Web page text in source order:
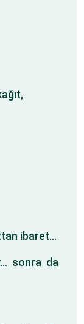
ibaret…
sonra da